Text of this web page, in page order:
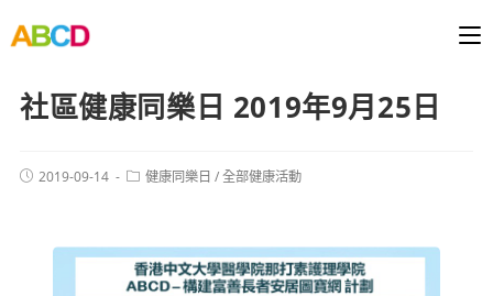
社區健康同樂日 2019年9月25日
2019-09-14 健康同樂日 /全部健康活動